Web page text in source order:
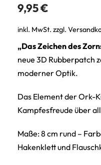
9,95€
inkl. MwSt. zzgl.
„Das Zeichen des
neue 3D Rubberpatch
moderner Optik.
Das Element der Ork-
Kampfesfreude über
Maße: 8 cm rund –
Hakenklett und